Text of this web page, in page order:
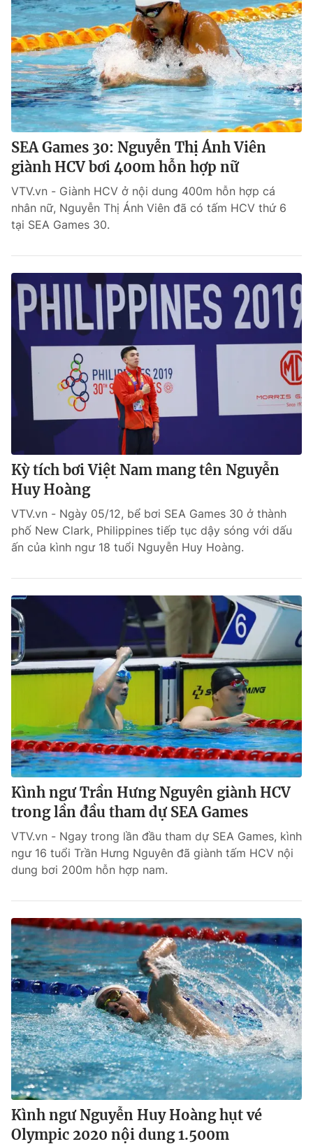
SEA Games 30: Nguyễn Thị Ánh Viên
giành HCV bơi 400m hỗn hợp nữ
VTV.vn - Giành HCV ở nội dung 400m hỗn hợp cá
nhân nữ, Nguyễn Thị Ánh Viên đã có tấm HCV thứ 6
tại SEA Games 30.
Kỳ tích bơi Việt Nam mang tên Nguyễn
Huy Hoàng
VTV.vn - Ngày 05/12, bể bơi SEA Games 30 ở thành
phố New Clark, Philippines tiếp tục dậy sóng với dấu
ấn của kình ngư 18 tuổi Nguyễn Huy Hoàng.
Kình ngư Trần Hưng Nguyên giành HCV
trong lần đầu tham dự SEA Games
VTV.vn - Ngay trong lần đầu tham dự SEA Games, kình
ngư 16 tuổi Trần Hưng Nguyên đã giành tấm HCV nội
dung bơi 200m hỗn hợp nam.
Kình ngư Nguyễn Huy Hoàng hụt vé
Olympic 2020 nội dung 1.500m